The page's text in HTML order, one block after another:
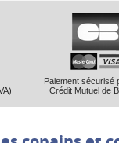
Paiement sécurisé
Crédit Mutuel de